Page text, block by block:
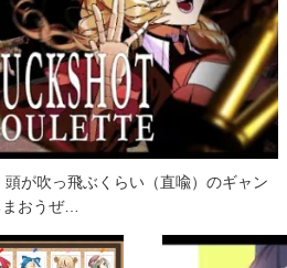
頭が吹っ飛ぶくらい（直喩）のギャン
おうぜ…